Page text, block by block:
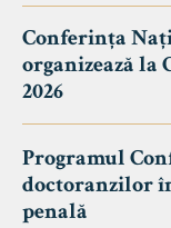
Conferința
organizează la
2026
Programul
doctoranzilor
penală